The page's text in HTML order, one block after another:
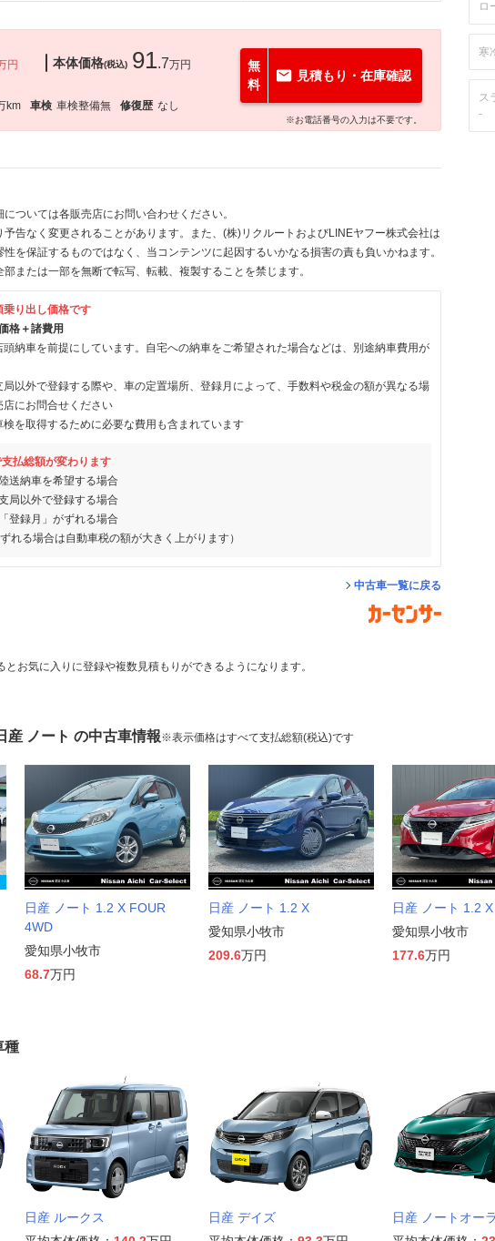
円
本体価格(税込) 91.7万円
km 車検 車検整備無 修復歴 なし
無
料
見積もり・在庫確認
※お電話番号の入力は不要です。
ついては各販売店にお問い合わせください。
告なく変更されることがあります。また、(株)リクルートおよびLINEヤフー株式会社は
を保証するものではなく、当コンテンツに起因するいかなる損害の責も負いかねます。
または一部を無断で転写、転載、複製することを禁じます。
乗り出し価格です
格＋諸費用
納車を前提にしています。自宅への納車をご希望された場合などは、別途納車費用が
以外で登録する際や、車の定置場所、登録月によって、手数料や税金の額が異なる場
にお問合せください
を取得するために必要な費用も含まれています
支払総額が変わります
送納車を希望する場合
局以外で登録する場合
登録月」がずれる場合
れる場合は自動車税の額が大きく上がります）
中古車一覧に戻る
とお気に入りに登録や複数見積もりができるようになります。
ロ
寒
ス
-
産 ノート の中古車情報※表示価格はすべて支払総額(税込)です
日産 ノート 1.2 X FOUR
4WD
愛知県小牧市
68.7万円
日産 ノート 1.2 X
愛知県小牧市
209.6万円
日産 ノート 1.2 X
愛知県小牧市
177.6万円
種
日産 ルークス
日産 デイズ
日産 ノートオーラ